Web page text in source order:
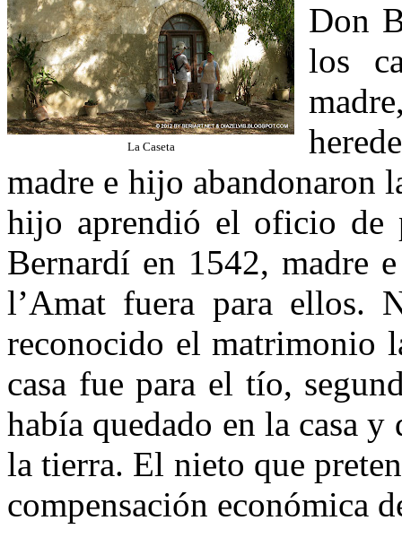
La Caseta
Don
los
madre e hijo abandonaron
hijo aprendió el oficio de
Bernardí en 1542, madre
l’Amat fuera para ellos.
reconocido el matrimonio
casa fue para el tío,
había quedado en la casa
la tierra. El nieto que
compensación económica